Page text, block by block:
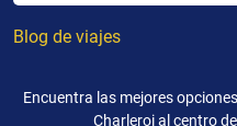
Blog de viajes
Encuentra las mejores
Charleroi al centro